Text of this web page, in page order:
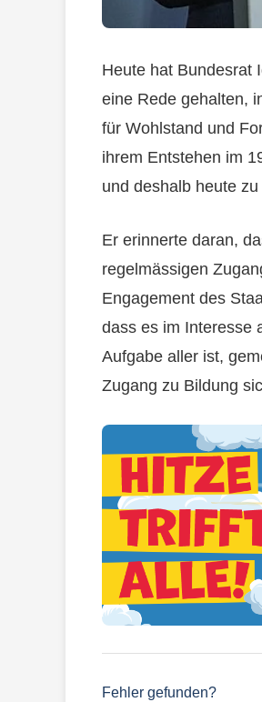
Heute hat Bundesrat
eine Rede gehalten,
für Wohlstand und
ihrem Entstehen im
und deshalb heute
Er erinnerte daran,
regelmässigen
Engagement des
dass es im Interesse
Aufgabe aller ist,
Zugang zu Bildung
Fehler gefunden?